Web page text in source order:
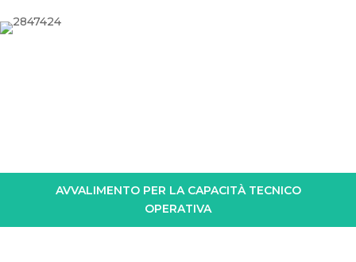
AVVALIMENTO PER LA CAPACITÀ TECNICO
OPERATIVA